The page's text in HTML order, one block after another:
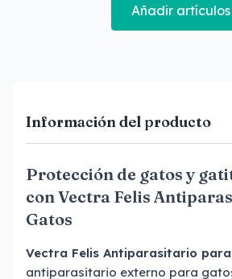
Añadir artículos
Información del producto
Protección de gatos y
con Vectra Felis
Gatos
Vectra Felis Antiparasitario
antiparasitario externo para